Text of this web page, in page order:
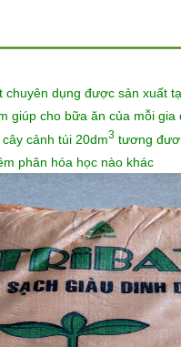
dụng được sản xuất
giúp cho bữa ăn của mỗi gia
cảnh túi 20dm3tương
phân hóa học nào khác